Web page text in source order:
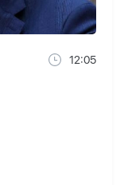
12:05